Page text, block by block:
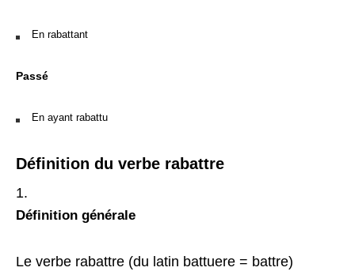
En rabattant
Passé
En ayant rabattu
Définition du verbe rabattre
Définition générale
Le verbe rabattre (du latin battuere = battre)